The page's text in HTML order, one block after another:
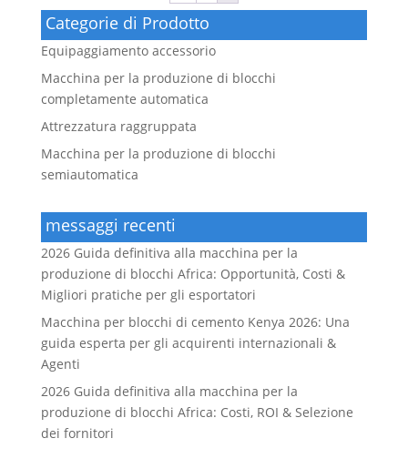
Categorie di Prodotto
Equipaggiamento accessorio
Macchina per la produzione di blocchi
completamente automatica
Attrezzatura raggruppata
Macchina per la produzione di blocchi
semiautomatica
messaggi recenti
2026 Guida definitiva alla macchina per la
produzione di blocchi Africa: Opportunità, Costi &
Migliori pratiche per gli esportatori
Macchina per blocchi di cemento Kenya 2026: Una
guida esperta per gli acquirenti internazionali &
Agenti
2026 Guida definitiva alla macchina per la
produzione di blocchi Africa: Costi, ROI & Selezione
dei fornitori